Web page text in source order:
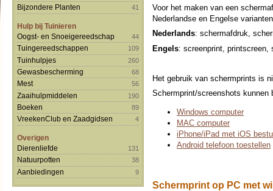
Bijzondere Planten 41
Hulp bij Tuinieren
Oogst- en Snoeigereedschap
44
Tuingereedschappen 109
Tuinhulpjes 260
Gewasbescherming 68
Mest 56
Zaaihulpmiddelen 190
Boeken 89
VreekenClub en Zaadgidsen 4
Overigen
Dierenliefde
131
Natuurpotten 38
Aanbiedingen 9
Voor het maken van een
Nederlandse en Engelse
Nederlands: schermafdruk,
Engels: screenprint, printscreen,
Het gebruik van schermprints is
Schermprint/screenshots kunnen
Windows computer
MAC computer
iPhone/iPad met iOS
Android telefoon toestellen
Schermprint op PC met